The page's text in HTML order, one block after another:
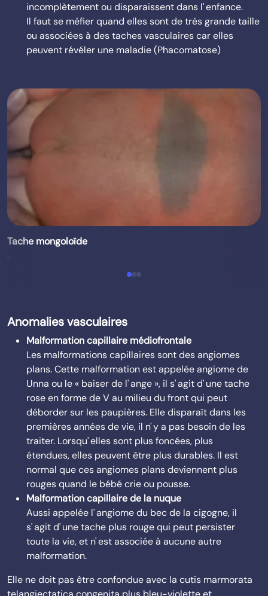
incomplètement ou disparaissent dans l' enfance.
Il faut se méfier quand elles sont de très grande taille
ou associées à des taches vasculaires car elles
peuvent révéler une maladie (Phacomatose)
Tache mongoloïde
.
Anomalies vasculaires
Malformation capillaire médiofrontale
Les malformations capillaires sont des angiomes
plans. Cette malformation est appelée angiome de
Unna ou le « baiser de l' ange », il s' agit d' une tache
rose en forme de V au milieu du front qui peut
déborder sur les paupières. Elle disparaît dans les
premières années de vie, il n' y a pas besoin de les
traiter. Lorsqu' elles sont plus foncées, plus
étendues, elles peuvent être plus durables. Il est
normal que ces angiomes plans deviennent plus
rouges quand le bébé crie ou pousse.
Malformation capillaire de la nuque
Aussi appelée l' angiome du bec de la cigogne, il
s' agit d' une tache plus rouge qui peut persister
toute la vie, et n' est associée à aucune autre
malformation.
Elle ne doit pas être confondue avec la cutis marmorata